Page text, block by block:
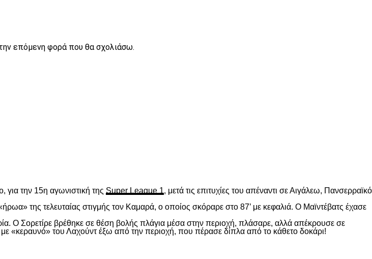
επόμενη φορά που θα σχολιάσω.
για την 15η αγωνιστική της Super League 1, μετά τις επιτυχίες του απέναντι σε Αιγάλεω, Πανσερραϊκό
της τελευταίας στιγμής τον Καμαρά, ο οποίος σκόραρε στο 87’ με κεφαλιά. Ο Μαϊντέβατς έχασε
Ο Σορετίρε βρέθηκε σε θέση βολής πλάγια μέσα στην περιοχή, πλάσαρε, αλλά απέκρουσε σε
«κεραυνό» του Λαχούντ έξω από την περιοχή, που πέρασε δίπλα από το κάθετο δοκάρι!